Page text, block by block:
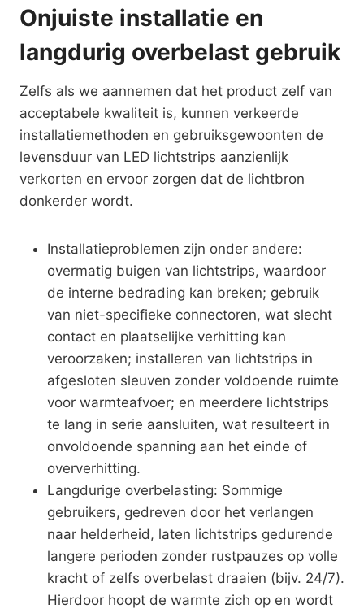
Onjuiste installatie en
langdurig overbelast gebruik
Zelfs als we aannemen dat het product zelf van
acceptabele kwaliteit is, kunnen verkeerde
installatiemethoden en gebruiksgewoonten de
levensduur van LED lichtstrips aanzienlijk
verkorten en ervoor zorgen dat de lichtbron
donkerder wordt.
Installatieproblemen zijn onder andere:
overmatig buigen van lichtstrips, waardoor
de interne bedrading kan breken; gebruik
van niet-specifieke connectoren, wat slecht
contact en plaatselijke verhitting kan
veroorzaken; installeren van lichtstrips in
afgesloten sleuven zonder voldoende ruimte
voor warmteafvoer; en meerdere lichtstrips
te lang in serie aansluiten, wat resulteert in
onvoldoende spanning aan het einde of
oververhitting.
Langdurige overbelasting: Sommige
gebruikers, gedreven door het verlangen
naar helderheid, laten lichtstrips gedurende
langere perioden zonder rustpauzes op volle
kracht of zelfs overbelast draaien (bijv. 24/7).
Hierdoor hoopt de warmte zich op en wordt